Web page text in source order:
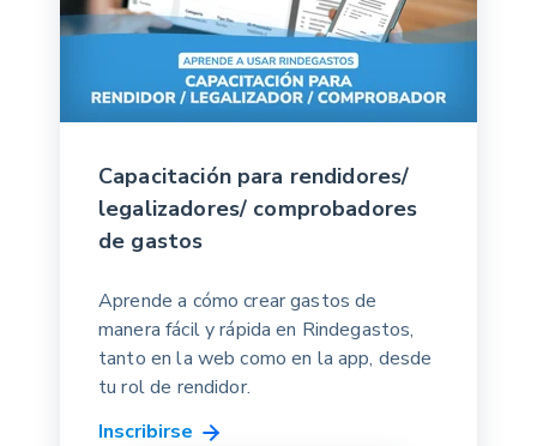
Capacitación para rendidores/
legalizadores/ comprobadores
de gastos
Aprende a cómo crear gastos de
manera fácil y rápida en Rindegastos,
tanto en la web como en la app, desde
tu rol de rendidor.
Inscribirse